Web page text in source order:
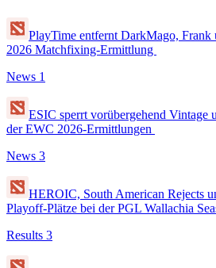
PlayTime entfernt DarkMago, Frank
2026 Matchfixing-Ermittlung
News 1
ESIC sperrt vorübergehend Vintage
der EWC 2026-Ermittlungen
News 3
HEROIC, South American Rejects
Playoff-Plätze bei der PGL Wallachia
Results 3